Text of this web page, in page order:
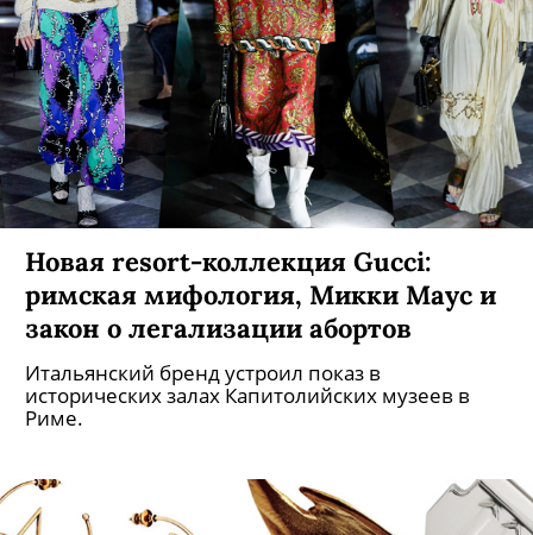
Новая resort-коллекция Gucci:
римская мифология, Микки Маус и
закон о легализации абортов
Итальянский бренд устроил показ в
исторических залах Капитолийских музеев в
Риме.